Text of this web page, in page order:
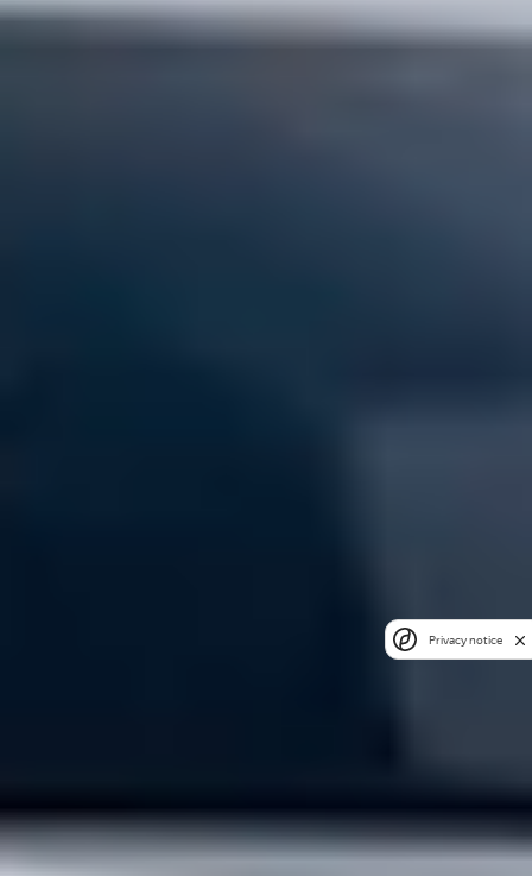
Privacy notice